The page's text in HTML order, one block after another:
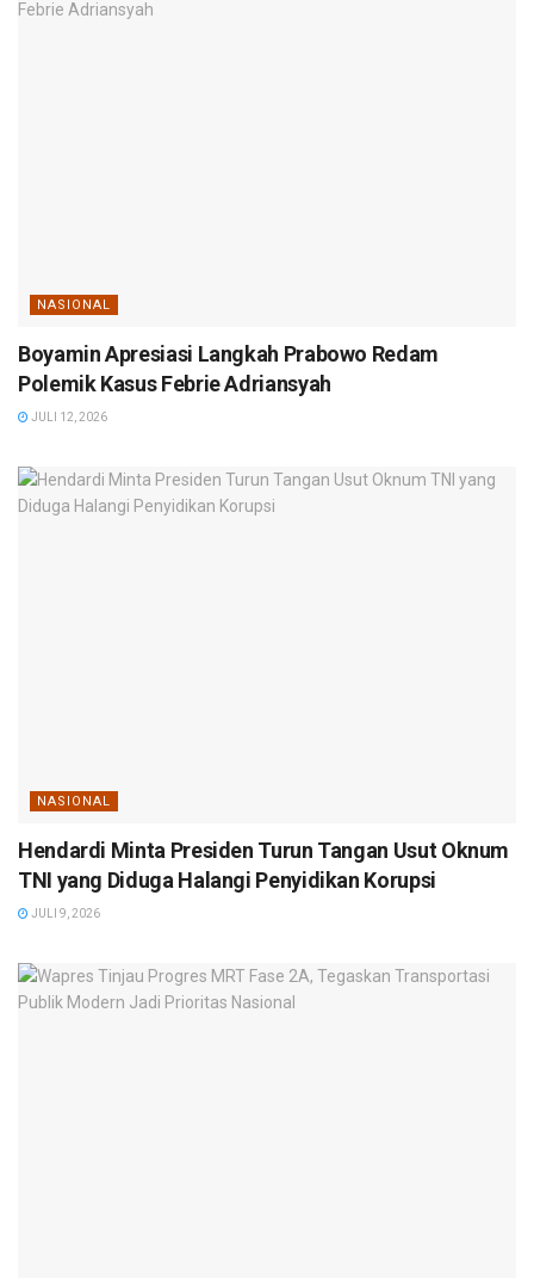
NASIONAL
Boyamin Apresiasi Langkah Prabowo Redam
Polemik Kasus Febrie Adriansyah
JULI 12, 2026
NASIONAL
Hendardi Minta Presiden Turun Tangan Usut Oknum
TNI yang Diduga Halangi Penyidikan Korupsi
JULI 9, 2026